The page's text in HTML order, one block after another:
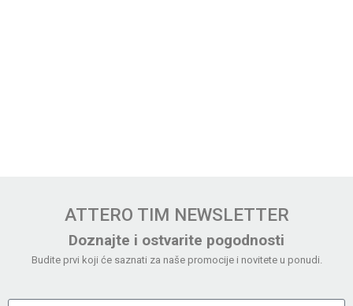
ATTERO TIM NEWSLETTER
Doznajte i ostvarite pogodnosti
Budite prvi koji će saznati za naše promocije i novitete u ponudi.